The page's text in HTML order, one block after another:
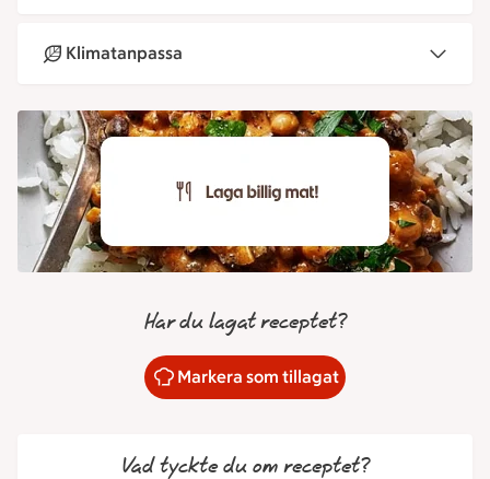
Klimatanpassa
Har du lagat receptet?
Markera som tillagat
Vad tyckte du om receptet?